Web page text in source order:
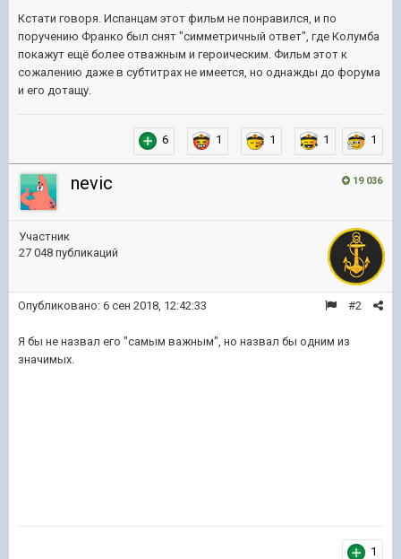
Кстати говоря. Испанцам этот фильм не понравился, и по
поручению Франко был снят "симметричный ответ", где Колумба
покажут ещё более отважным и героическим. Фильм этот к
сожалению даже в субтитрах не имеется, но однажды до форума
и его дотащу.
6 1 1 1 1
19 036
nevic
Участник
27 048 публикаций
#2
Опубликовано: 6 сен 2018, 12:42:33
Я бы не назвал его "самым важным", но назвал бы одним из
значимых.
1